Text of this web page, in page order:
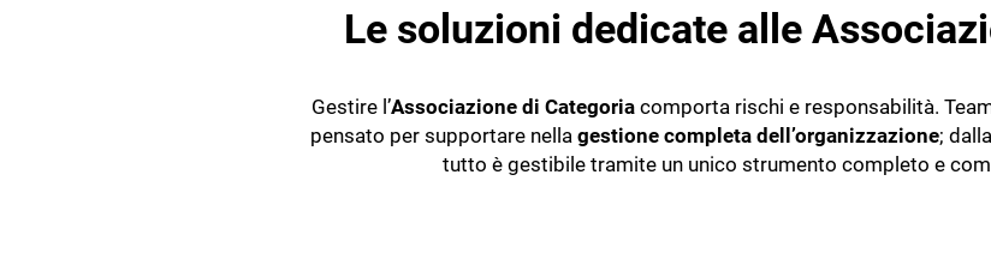
Le soluzioni dedicate alle
Gestire l’Associazione di Categoriacomporta rischi e responsabilità.
pensato per supportare nella gestione completa dell’organizzazione;
tutto è gestibile tramite un unico strumento completo e